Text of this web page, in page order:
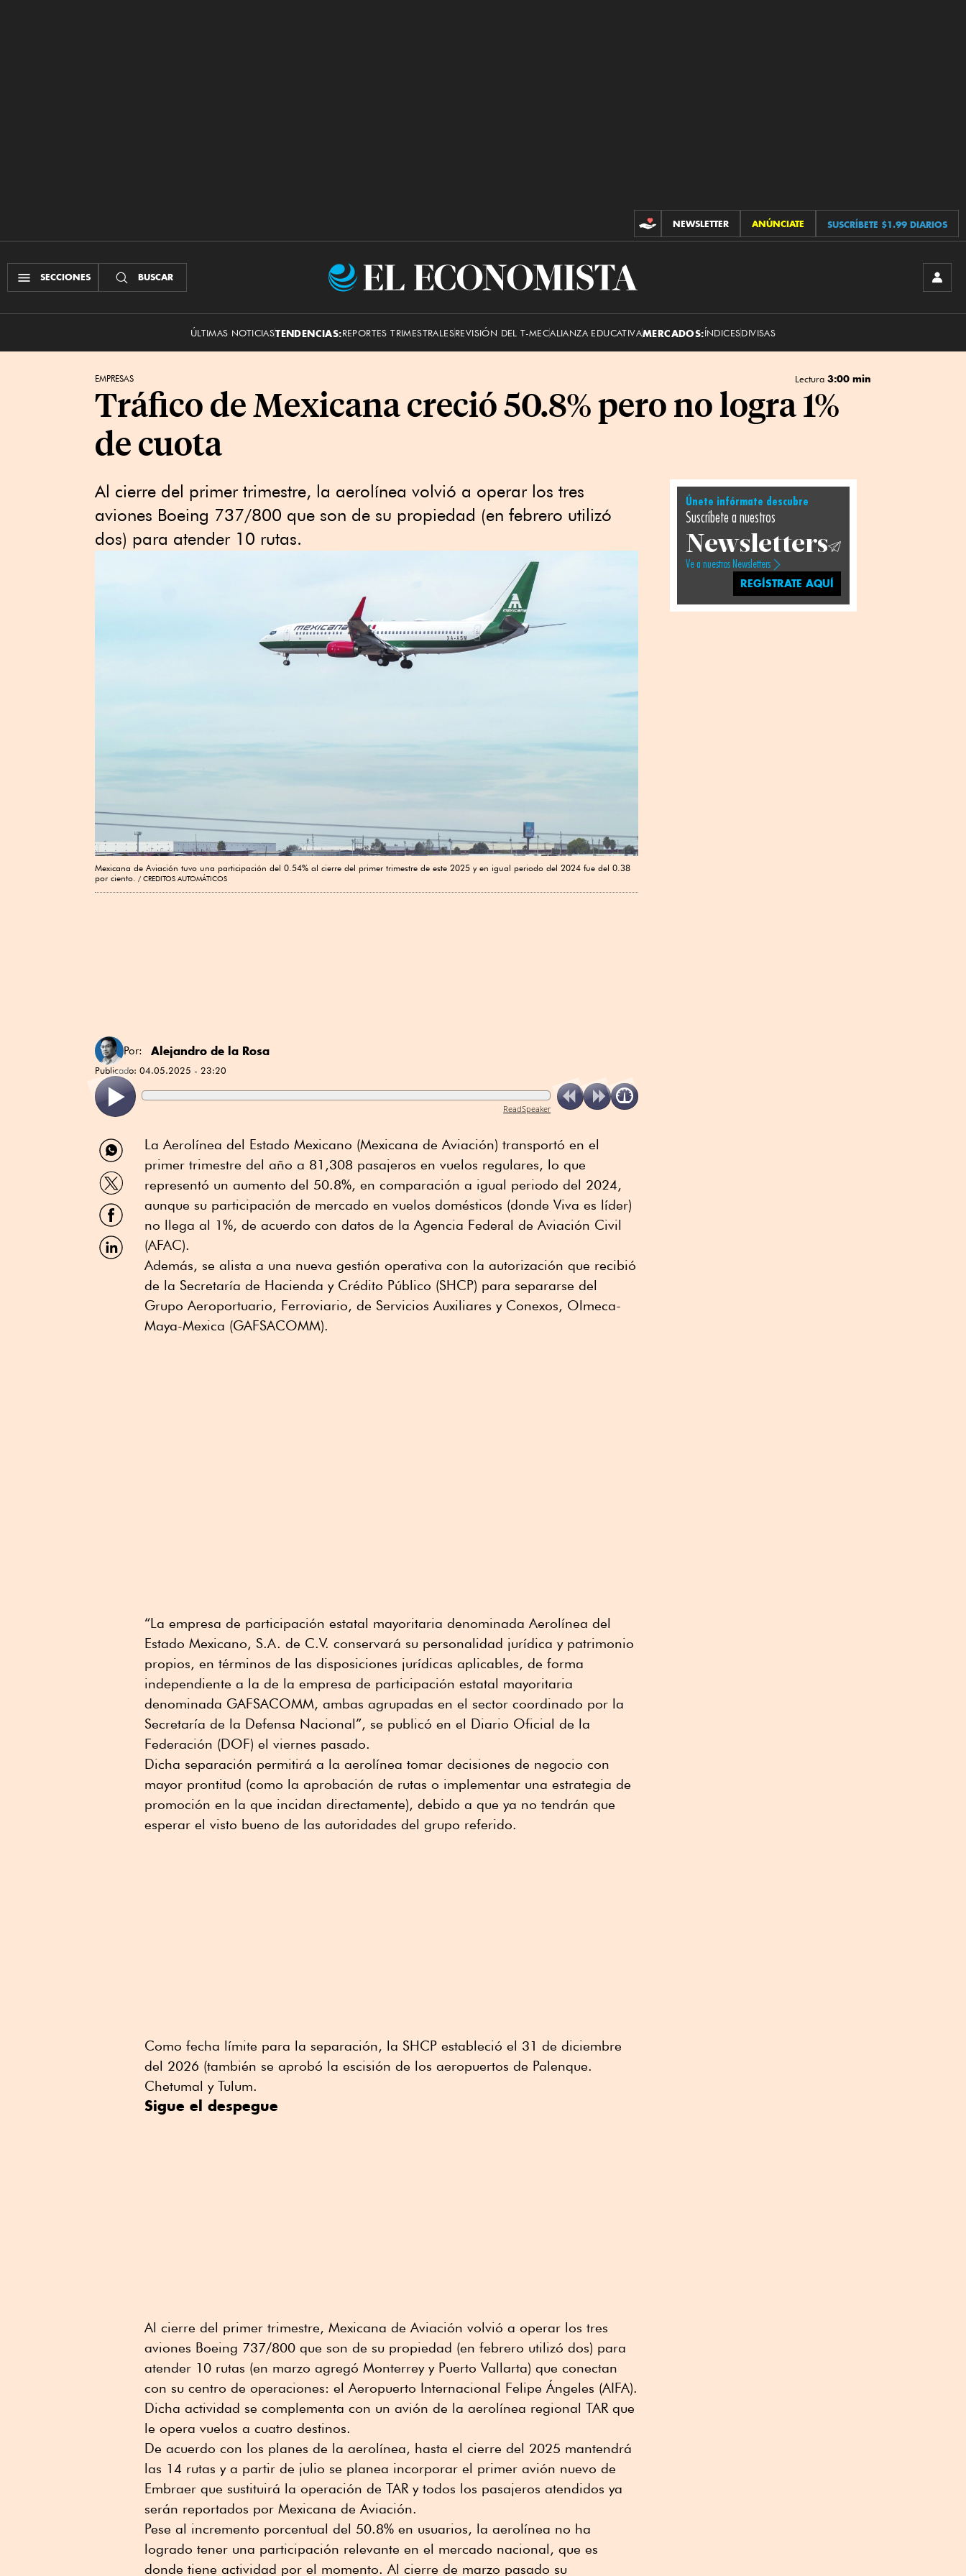
CONTRIBUCIONES
NEWSLETTER ANÚNCIATE SUSCRÍBETE $1.99 DIARIOS
SECCIONES BUSCAR
El
ÚLTIMAS NOTICIASTENDENCIAS:REPORTES TRIMESTRALESREVISIÓN DEL T-MECALIANZA EDUCATIVAMERCADOS:ÍNDICESDIVISAS
EMPRESAS Lectura 3:00 min
Tráfico de Mexicana creció 50.8% pero no logra 1%
de cuota
Al cierre del primer trimestre, la aerolínea volvió a operar los tres
aviones Boeing 737/800 que son de su propiedad (en febrero utilizó
dos) para atender 10 rutas.
Mexicana de Aviación tuvo una participación del 0.54% al cierre del primer trimestre de este 2025 y en igual periodo del 2024 fue del 0.38
por ciento.
CREDITOS AUTOMÁTICOS
Por: Alejandro de la Rosa
Publicado: 04.05.2025 - 23:20
ReadSpeaker
Compartir
por
WhatsApp
Compartir
por
Twitter
Compartir
por
Facebook
Compartir
por
La Aerolínea del Estado Mexicano (Mexicana de Aviación) transportó en el
primer trimestre del año a 81,308 pasajeros en vuelos regulares, lo que
representó un aumento del 50.8%, en comparación a igual periodo del 2024,
aunque su participación de mercado en vuelos domésticos (donde Viva es líder)
no llega al 1%, de acuerdo con datos de la Agencia Federal de Aviación Civil
(AFAC).
Además, se alista a una nueva gestión operativa con la autorización que recibió
de la Secretaría de Hacienda y Crédito Público (SHCP) para separarse del
Grupo Aeroportuario, Ferroviario, de Servicios Auxiliares y Conexos, Olmeca-
Maya-Mexica (GAFSACOMM).
“La empresa de participación estatal mayoritaria denominada Aerolínea del
Estado Mexicano, S.A. de C.V. conservará su personalidad jurídica y patrimonio
propios, en términos de las disposiciones jurídicas aplicables, de forma
independiente a la de la empresa de participación estatal mayoritaria
denominada GAFSACOMM, ambas agrupadas en el sector coordinado por la
Secretaría de la Defensa Nacional”, se publicó en el Diario Oficial de la
Federación (DOF) el viernes pasado.
Dicha separación permitirá a la aerolínea tomar decisiones de negocio con
mayor prontitud (como la aprobación de rutas o implementar una estrategia de
promoción en la que incidan directamente), debido a que ya no tendrán que
esperar el visto bueno de las autoridades del grupo referido.
Como fecha límite para la separación, la SHCP estableció el 31 de diciembre
del 2026 (también se aprobó la escisión de los aeropuertos de Palenque.
Chetumal y Tulum.
Sigue el despegue
Al cierre del primer trimestre, Mexicana de Aviación volvió a operar los tres
aviones Boeing 737/800 que son de su propiedad (en febrero utilizó dos) para
atender 10 rutas (en marzo agregó Monterrey y Puerto Vallarta) que conectan
con su centro de operaciones: el Aeropuerto Internacional Felipe Ángeles (AIFA).
Dicha actividad se complementa con un avión de la aerolínea regional TAR que
le opera vuelos a cuatro destinos.
De acuerdo con los planes de la aerolínea, hasta el cierre del 2025 mantendrá
las 14 rutas y a partir de julio se planea incorporar el primer avión nuevo de
Embraer que sustituirá la operación de TAR y todos los pasajeros atendidos ya
serán reportados por Mexicana de Aviación.
Pese al incremento porcentual del 50.8% en usuarios, la aerolínea no ha
logrado tener una participación relevante en el mercado nacional, que es
donde tiene actividad por el momento. Al cierre de marzo pasado su
Únete infórmate descubre
Suscríbete a nuestros
Newsletters
Ve a nuestros Newsletters
REGÍSTRATE AQUÍ